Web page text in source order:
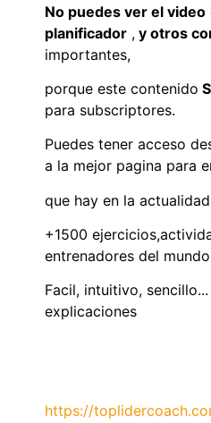
No puedes ver el video
planificador , y otros
importantes,
porque este contenido
para subscriptores.
Puedes tener acceso
a la mejor pagina para
que hay en la
+1500
entrenadores del
Facil, intuitivo,
explicaciones
https://